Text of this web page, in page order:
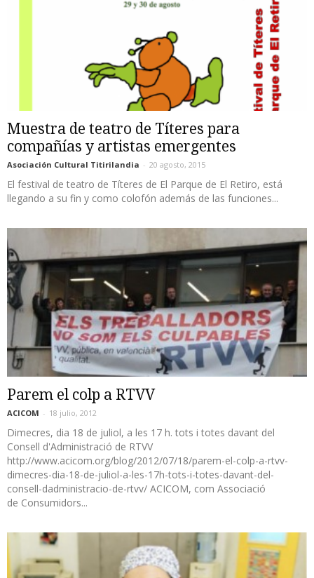
Muestra de teatro de Títeres para
compañías y artistas emergentes
Asociación Cultural Titirilandia - 20 agosto, 2015
El festival de teatro de Títeres de El Parque de El Retiro, está
llegando a su fin y como colofón además de las funciones...
Parem el colp a RTVV
ACICOM - 18 julio, 2012
Dimecres, dia 18 de juliol, a les 17 h. tots i totes davant del
Consell d'Administració de RTVV
http://www.acicom.org/blog/2012/07/18/parem-el-colp-a-rtvv-
dimecres-dia-18-de-juliol-a-les-17h-tots-i-totes-davant-del-
consell-dadministracio-de-rtvv/ ACICOM, com Associació
de Consumidors...